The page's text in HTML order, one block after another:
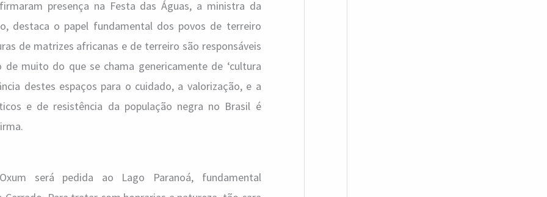
presença na Festa das Águas, a ministra da
destaca o papel fundamental dos povos de terreiro
de matrizes africanas e de terreiro são responsáveis
muito do que se chama genericamente de ‘cultura
destes espaços para o cuidado, a valorização, e a
e de resistência da população negra no Brasil é
será pedida ao Lago Paranoá, fundamental